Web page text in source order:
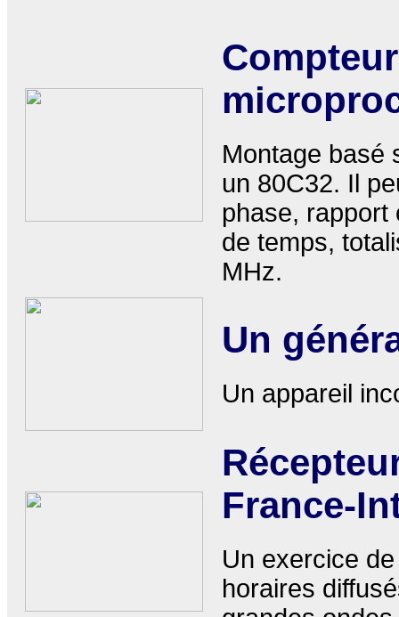
Montage basé
un 80C32. Il
phase, rapport
de temps,
MHz.
Un
Un appareil
France-
Un exercice
horaires